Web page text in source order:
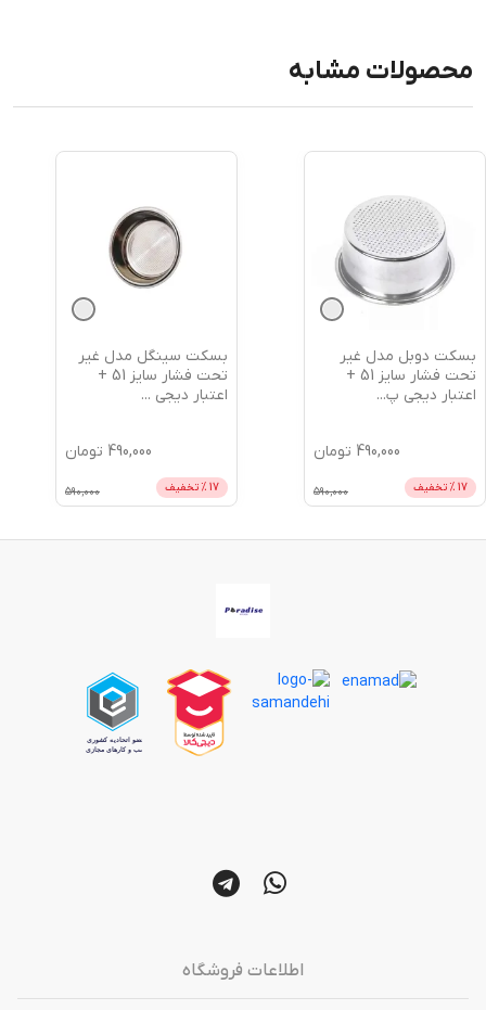
محصولات مشابه
بسکت سینگل مدل غیر
اعتبار دیجی
490,000
نیدل سوزنی وارداتی +
اعتبار دیجی پی
790,000
اطلاعات فروشگاه